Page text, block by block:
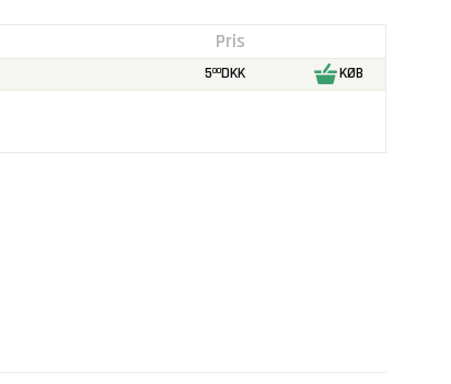
Pris
500DKK KØB